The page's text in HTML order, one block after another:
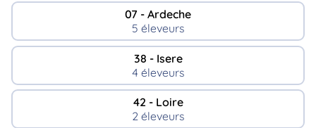
07 - Ardeche
5 éleveurs
38 - Isere
4 éleveurs
42 - Loire
2 éleveurs